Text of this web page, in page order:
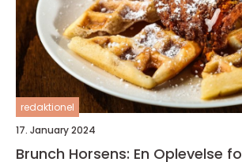
redaktionel
17. January 2024
Brunch Horsens: En Oplevelse